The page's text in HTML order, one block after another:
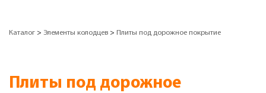
Каталог > Элементы колодцев > Плиты под дорожное покрытие
Плиты под дорожное